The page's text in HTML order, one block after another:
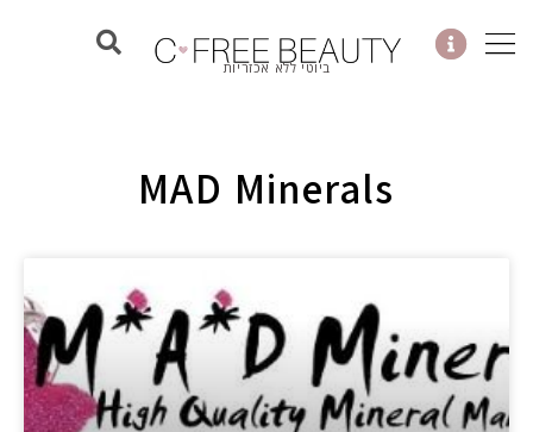
לתוכן
ביוטי ללא אכזריות
MAD Minerals